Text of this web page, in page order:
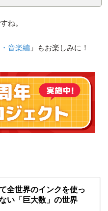
ね。
音楽編」もお楽しみに！
全世界のインクを使っ
い「巨大数」の世界